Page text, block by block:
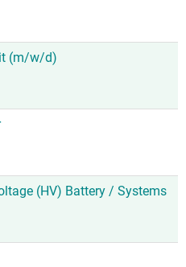
(m/w/d)
(HV) Battery / Systems